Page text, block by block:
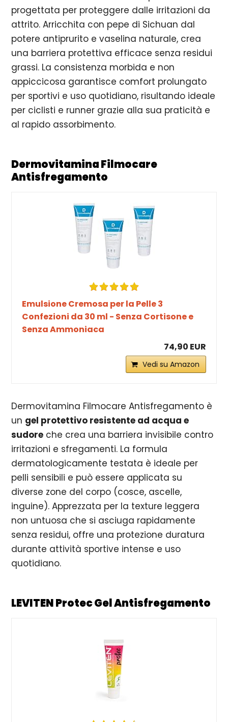
progettata per proteggere dalle irritazioni da
attrito. Arricchita con pepe di Sichuan dal
potere antiprurito e vaselina naturale, crea
una barriera protettiva efficace senza residui
grassi. La consistenza morbida e non
appiccicosa garantisce comfort prolungato
per sportivi e uso quotidiano, risultando ideale
per ciclisti e runner grazie alla sua praticità e
al rapido assorbimento.
Dermovitamina Filmocare
Antisfregamento
Emulsione Cremosa per la Pelle 3
Confezioni da 30 ml - Senza Cortisone e
Senza Ammoniaca
74,90 EUR
Vedi su Amazon
Dermovitamina Filmocare Antisfregamento è
un gel protettivo resistente ad acqua e
sudore che crea una barriera invisibile contro
irritazioni e sfregamenti. La formula
dermatologicamente testata è ideale per
pelli sensibili e può essere applicata su
diverse zone del corpo (cosce, ascelle,
inguine). Apprezzata per la texture leggera
non untuosa che si asciuga rapidamente
senza residui, offre una protezione duratura
durante attività sportive intense e uso
quotidiano.
LEVITEN Protec Gel Antisfregamento